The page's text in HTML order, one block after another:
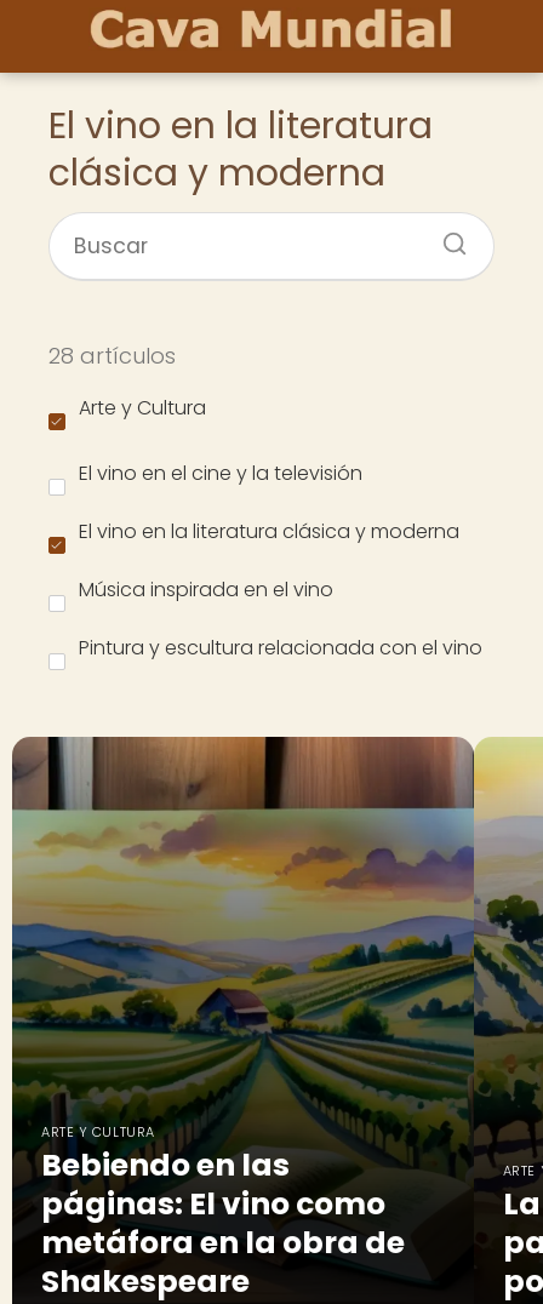
El vino en la literatura
clásica y moderna
28 artículos
Arte y Cultura
El vino en el cine y la televisión
El vino en la literatura clásica y moderna
Música inspirada en el vino
Pintura y escultura relacionada con el vino
ARTE Y CULTURA
Bebiendo en las
páginas: El vino como
metáfora en la obra de
Shakespeare
ARTE